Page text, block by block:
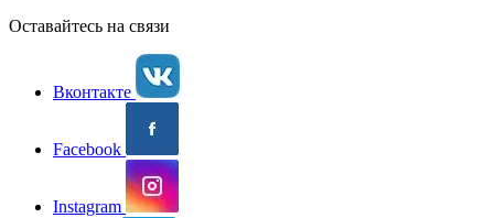
Оставайтесь на связи
Вконтакте
Facebook
Instagram